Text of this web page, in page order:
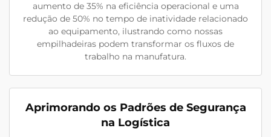
aumento de 35% na eficiência operacional e uma
redução de 50% no tempo de inatividade relacionado
ao equipamento, ilustrando como nossas
empilhadeiras podem transformar os fluxos de
trabalho na manufatura.
Aprimorando os Padrões de Segurança
na Logística